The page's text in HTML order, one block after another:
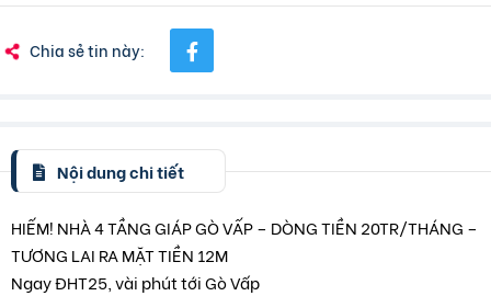
Chia sẻ tin này:
Nội dung chi tiết
HIẾM! NHÀ 4 TẦNG GIÁP GÒ VẤP – DÒNG TIỀN 20TR/THÁNG –
TƯƠNG LAI RA MẶT TIỀN 12M
Ngay ĐHT25, vài phút tới Gò Vấp